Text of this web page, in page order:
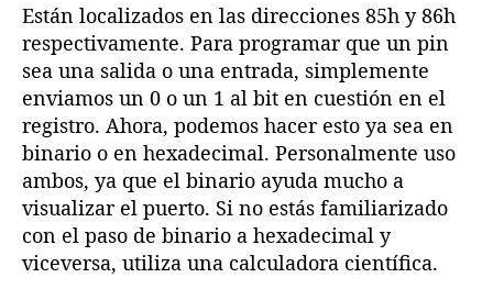
Están localizados en las direcciones 85h y 86h
respectivamente. Para programar que un pin
sea una salida o una entrada, simplemente
enviamos un 0 o un 1 al bit en cuestión en el
registro. Ahora, podemos hacer esto ya sea en
binario o en hexadecimal. Personalmente uso
ambos, ya que el binario ayuda mucho a
visualizar el puerto. Si no estás familiarizado
con el paso de binario a hexadecimal y
viceversa, utiliza una calculadora científica.